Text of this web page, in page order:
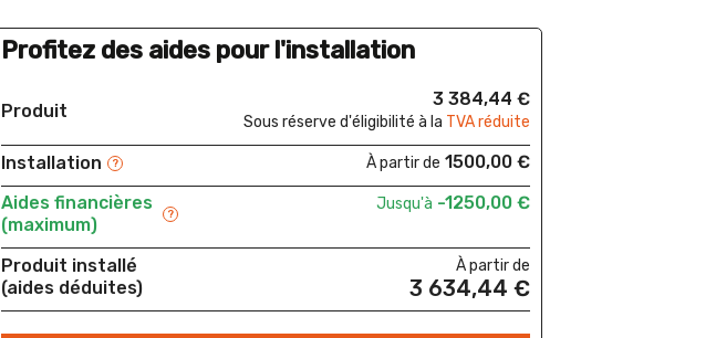
Profitez des aides pour l'installation
Produit
3 384,44 €
Sous réserve d'éligibilité à la TVA réduite
Installation ? À partir de 1500,00 €
Aides financières
(maximum)
?
Jusqu'à -1250,00 €
Produit installé
(aides déduites)
À partir de
3 634,44 €